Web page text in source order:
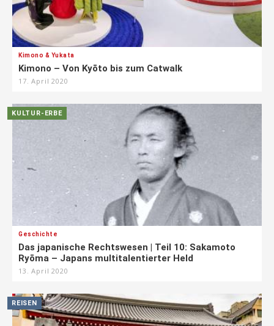
Kimono & Yukata
Kimono – Von Kyōto bis zum Catwalk
17. April 2020
KULTUR-ERBE
Geschichte
Das japanische Rechtswesen | Teil 10: Sakamoto
Ryōma – Japans multitalentierter Held
13. April 2020
REISEN